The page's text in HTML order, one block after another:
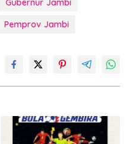
Gubernur Jambi
Pemprov Jambi